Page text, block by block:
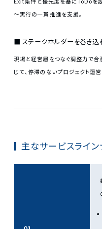
～実行の一貫推進を支援。
ステークホルダーを巻き
現場と経営層をつなぐ調整力で
じて、停滞のないプロジェクト運営
主なサービスライン